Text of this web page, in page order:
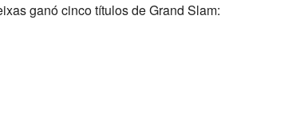
ganó cinco títulos de Grand Slam: